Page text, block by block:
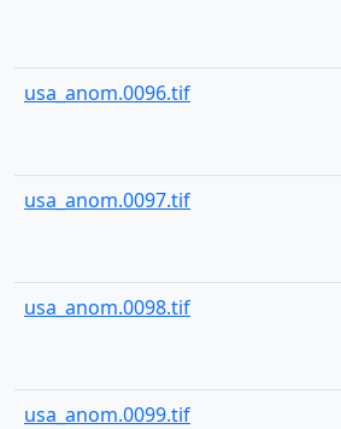
usa_anom.0096.tif
usa_anom.0097.tif
usa_anom.0098.tif
usa_anom.0099.tif